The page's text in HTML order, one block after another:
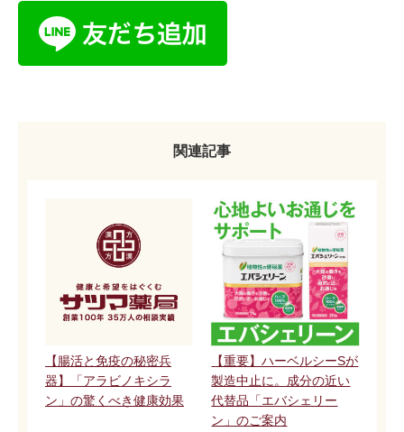
関連記事
【腸活と免疫の秘密兵
器】「アラビノキシラ
ン」の驚くべき健康効果
【重要】ハーベルシーSが
製造中止に。成分の近い
代替品「エバシェリー
ン」のご案内